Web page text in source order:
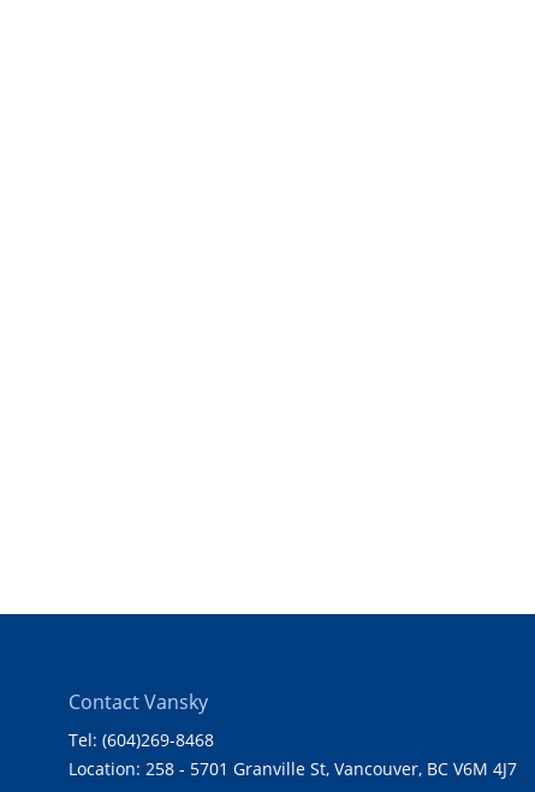
Contact Vansky
Tel: (604)269-8468
Location: 258 - 5701 Granville St, Vancouver, BC V6M 4J7